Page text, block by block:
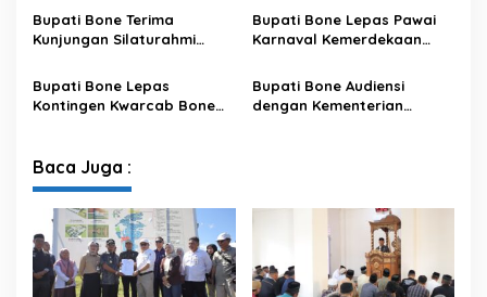
Data pada Portal Bone
Satu Data
Bupati Bone Terima
Kunjungan Silaturahmi
XIV/Hasanuddin
Bupati Bone Lepas Pawai
Karnaval Kemerdekaan
Sambut HUT ke-81 RI
Bupati Bone Lepas
Kontingen Kwarcab Bone
Bupati Bone Audiensi
dengan Kementerian
Baca Juga :